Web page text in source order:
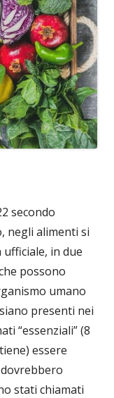
secondo
negli alimenti si
in due
possono
umano
presenti nei
“essenziali” (8
essere
stati chiamati